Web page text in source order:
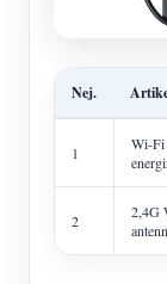
Nej.
1
Wi-Fi
2
2,4G
antenn